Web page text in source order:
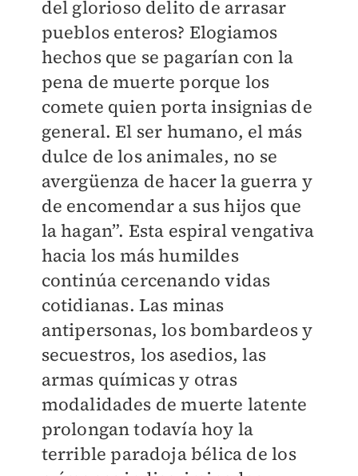
del glorioso delito de arrasar
pueblos enteros? Elogiamos
hechos que se pagarían con la
pena de muerte porque los
comete quien porta insignias de
general. El ser humano, el más
dulce de los animales, no se
avergüenza de hacer la guerra y
de encomendar a sus hijos que
la hagan”. Esta espiral vengativa
hacia los más humildes
continúa cercenando vidas
cotidianas. Las minas
antipersonas, los bombardeos y
secuestros, los asedios, las
armas químicas y otras
modalidades de muerte latente
prolongan todavía hoy la
terrible paradoja bélica de los